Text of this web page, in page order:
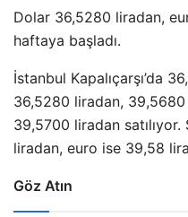
Dolar 36,5280 liradan,
haftaya başladı.
İstanbul Kapalıçarşı’da
36,5280 liradan, 39,5680
39,5700 liradan
liradan, euro ise 39,58
Göz Atın